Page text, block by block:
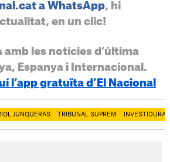
a WhatsApp, hi
en un clic!
amb les notícies d’última
Espanya i Internacional.
l’app gratuïta d’El Nacional
JUNQUERAS TRIBUNAL SUPREM INVESTIDURA